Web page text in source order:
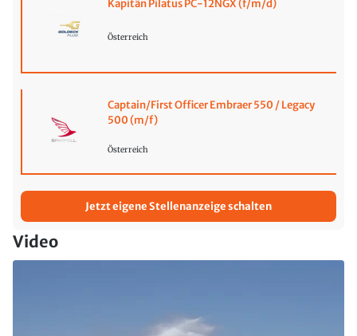
Kapitän Pilatus PC-12NGX (f/m/d)
Österreich
Captain/First Officer Embraer 550 / Legacy
500 (m/f)
Österreich
Jetzt eigene Stellenanzeige schalten
Video